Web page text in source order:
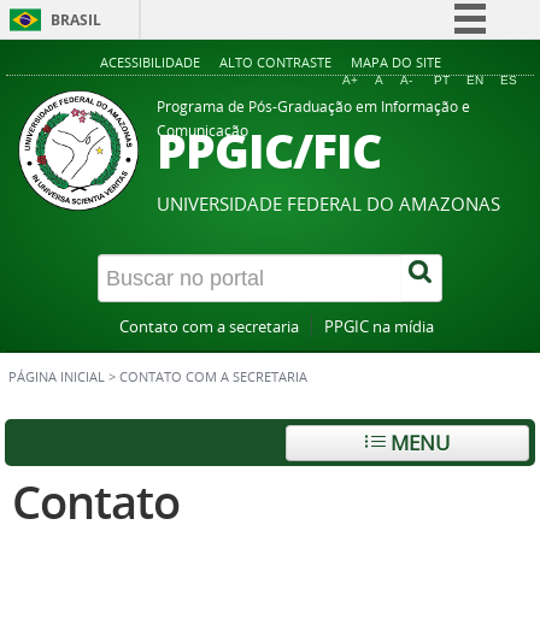
BRASIL
Simplifique!
Comunica BR
Participe
Acesso à informação
Legislação
Canais
ACESSIBILIDADE ALTO CONTRASTE MAPA DO SITE
A+ A A- PT EN ES
Programa de Pós-Graduação em Informação e
Comunicação
PPGIC/FIC
UNIVERSIDADE FEDERAL DO AMAZONAS
Contato com a secretaria PPGIC na mídia
PÁGINA INICIAL > CONTATO COM A SECRETARIA
MENU
Contato